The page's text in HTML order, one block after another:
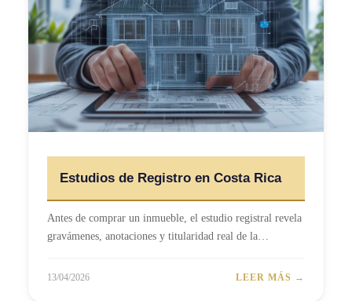
Estudios de Registro en Costa Rica
Antes de comprar un inmueble, el estudio registral revela
gravámenes, anotaciones y titularidad real de la…
13/04/2026 LEER MÁS →